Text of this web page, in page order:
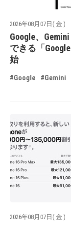
2026年08月07日( 金 )
Google、
できる「
始
#Google #Gemini
2026年08月07日( 金 )